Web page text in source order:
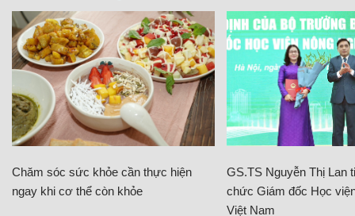
Chăm sóc sức khỏe cần thực hiện
ngay khi cơ thể còn khỏe
GS.TS Nguyễn Thị Lan
chức Giám đốc Học
Việt Nam